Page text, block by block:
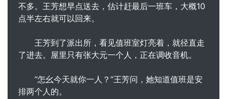
不多。王芳想早点送去，估计赶最后一班车，大概10
点半左右就可以回来。
王芳到了派出所，看见值班室灯亮着，就径直走
了进去。屋里只有张大元一个人，正在调收音机。
“怎幺今天就你一人？”王芳问，她知道值班是安
排两个人的。